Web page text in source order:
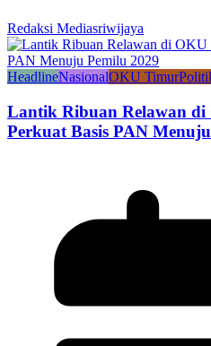
Redaksi Mediasriwijaya
HeadlineNasionalOKU Timur
Lantik Ribuan Relawan
Perkuat Basis PAN